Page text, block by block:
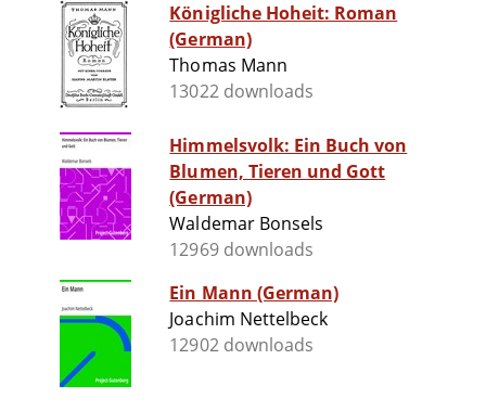
Königliche Hoheit: Roman
(German)
Thomas Mann
13022 downloads
Himmelsvolk: Ein Buch von
Blumen, Tieren und Gott
(German)
Waldemar Bonsels
12969 downloads
Ein Mann (German)
Joachim Nettelbeck
12902 downloads